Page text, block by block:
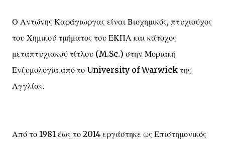
Ο Αντώνης Καράγιωργας είναι Βιοχημικός, πτυχιούχος
του Χημικού τμήματος του ΕΚΠΑ και κάτοχος
μεταπτυχιακού τίτλου (M.Sc.) στην Μοριακή
Ενζυμολογία από το University of Warwick της
Αγγλίας.
Από το 1981 έως το 2014 εργάστηκε ως Επιστημονικός